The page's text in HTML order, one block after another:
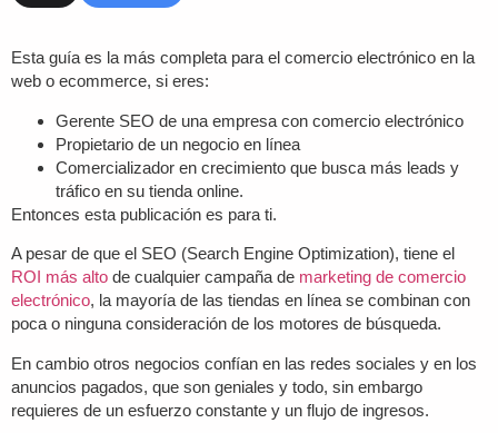
Esta guía es la más completa para el comercio electrónico en la
web o ecommerce, si eres:
Gerente SEO de una empresa con comercio electrónico
Propietario de un negocio en línea
Comercializador en crecimiento que busca más leads y
tráfico en su tienda online.
Entonces esta publicación es para ti.
A pesar de que el SEO (Search Engine Optimization), tiene el
ROI más alto de cualquier campaña de marketing de comercio
electrónico, la mayoría de las tiendas en línea se combinan con
poca o ninguna consideración de los motores de búsqueda.
En cambio otros negocios confían en las redes sociales y en los
anuncios pagados, que son geniales y todo, sin embargo
requieres de un esfuerzo constante y un flujo de ingresos.